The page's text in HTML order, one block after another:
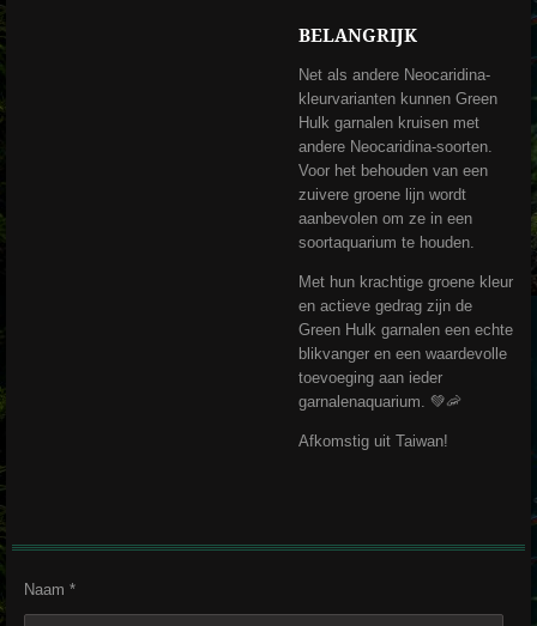
BELANGRIJK
Net als andere Neocaridina-
kleurvarianten kunnen Green
Hulk garnalen kruisen met
andere Neocaridina-soorten.
Voor het behouden van een
zuivere groene lijn wordt
aanbevolen om ze in een
soortaquarium te houden.
Met hun krachtige groene kleur
en actieve gedrag zijn de
Green Hulk garnalen een echte
blikvanger en een waardevolle
toevoeging aan ieder
garnalenaquarium. 💚🦐
Afkomstig uit Taiwan!
Naam *